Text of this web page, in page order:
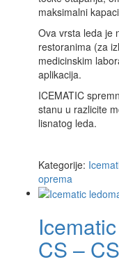
maksimalni
Ova vrsta leda je
restoranima (za
medicinskim
aplikacija.
ICEMATIC
stanu u razlicite
lisnatog leda.
Kategorije:
oprema
CS –